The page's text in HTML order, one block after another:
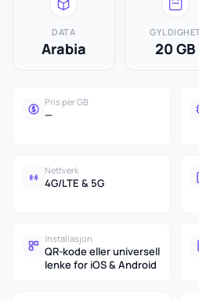
DATA
Arabia 20 GB
Pris per GB
—
Nettverk
4G/LTE & 5G
Installasjon
QR-kode eller universell
lenke for iOS & Android